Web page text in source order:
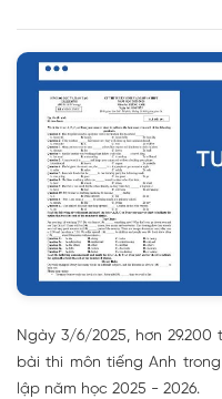
Ngày 3/6/2025, hơn
bài thi môn tiếng Anh
lập năm học 2025 - 2026.